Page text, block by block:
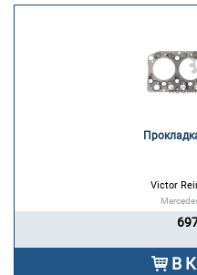
Victor
В